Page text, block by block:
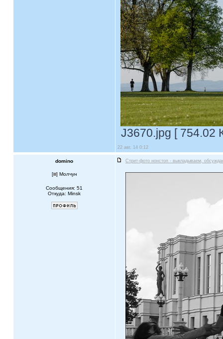
J3670.jpg [ 754.02
22 авг, 14 0:12
domino Стрит-фото нонстоп - выкладываем,
[ ] Молчун
Сообщения: 51
Откуда: Minsk